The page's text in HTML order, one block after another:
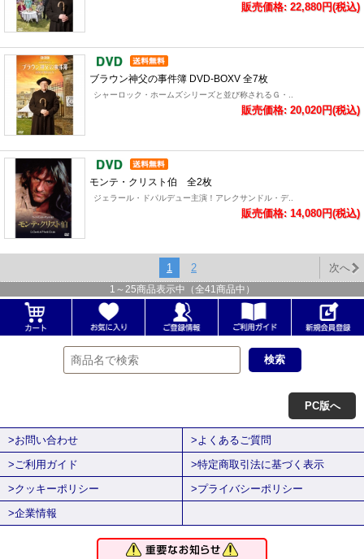
販売価格: 22,880円(税込)
ブラウン神父の事件簿 DVD-BOXV 全7枚
シャーロック・ホームズシリーズと並び称されるＧ・..
販売価格: 20,020円(税込)
モンテ・クリスト伯 全2枚
ジェラール・ドパルデュー主演！アレクサンドル・デ..
販売価格: 14,080円(税込)
1 2 次へ
1 ～ 25商品表示中（全41 商品中）
PC版へ
>お問い合わせ
>よくあるご質問
>ご利用ガイド
>特定商取引法に基づく表示
>クッキーポリシー
>プライバシーポリシー
>企業情報